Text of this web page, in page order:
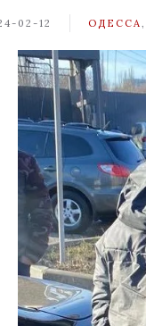
02-12 ОДЕССА